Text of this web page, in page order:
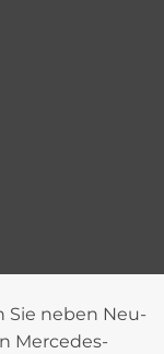
Sie neben Neu-
Mercedes-